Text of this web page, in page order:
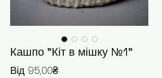
Кашпо "Кіт в мішку №1"
Від 95,00₴За розпродажем